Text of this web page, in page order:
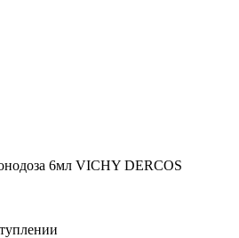
6мл VICHY DERCOS